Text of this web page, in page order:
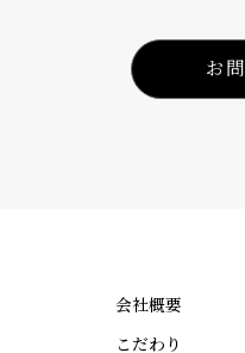
お
会社概要
こだわり